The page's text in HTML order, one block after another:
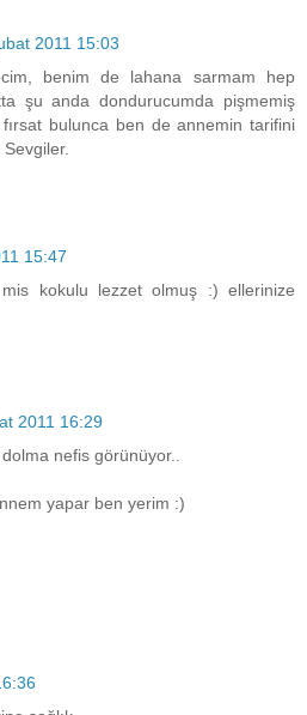
2011 15:03
benim de lahana sarmam hep
şu anda dondurucumda pişmemiş
bulunca ben de annemin tarifini
15:47
kokulu lezzet olmuş :) ellerinize
2011 16:29
nefis görünüyor..
yapar ben yerim :)